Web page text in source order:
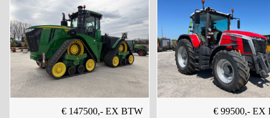
€ 147500,- EX BTW € 99500,- EX